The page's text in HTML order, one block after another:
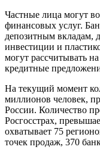
Частные лица могут
финансовых услуг.
депозитным вкладам,
инвестиции и
могут рассчитывать
кредитные
На текущий момент
миллионов человек,
России. Количество
Росгосстрах,
охватывает 75
точек продаж, 370